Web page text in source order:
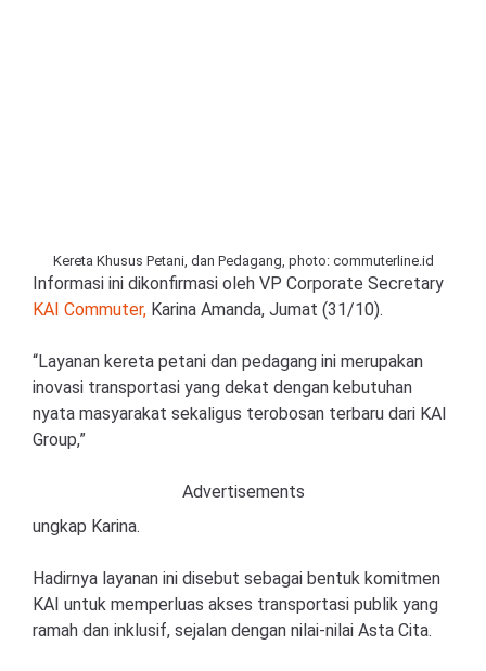
Kereta Khusus Petani, dan Pedagang, photo: commuterline.id
Informasi ini dikonfirmasi oleh VP Corporate Secretary
KAI Commuter, Karina Amanda, Jumat (31/10).
“Layanan kereta petani dan pedagang ini merupakan
inovasi transportasi yang dekat dengan kebutuhan
nyata masyarakat sekaligus terobosan terbaru dari KAI
Group,”
Advertisements
ungkap Karina.
Hadirnya layanan ini disebut sebagai bentuk komitmen
KAI untuk memperluas akses transportasi publik yang
ramah dan inklusif, sejalan dengan nilai-nilai Asta Cita.